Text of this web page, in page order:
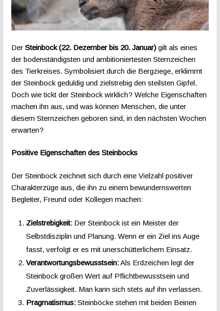
DerSteinbock (22. Dezember bis 20. Januar)gilt als eines
der bodenständigsten und ambitioniertesten Sternzeichen
des Tierkreises. Symbolisiert durch die Bergziege, erklimmt
der Steinbock geduldig und zielstrebig den steilsten Gipfel.
Doch wie tickt der Steinbock wirklich? Welche Eigenschaften
machen ihn aus, und was können Menschen, die unter
diesem Sternzeichen geboren sind, in den nächsten Wochen
erwarten?
Positive Eigenschaften des Steinbocks
Der Steinbock zeichnet sich durch eine Vielzahl positiver
Charakterzüge aus, die ihn zu einem bewundernswerten
Begleiter, Freund oder Kollegen machen:
Zielstrebigkeit:Der Steinbock ist ein Meister der
Selbstdisziplin und Planung. Wenn er ein Ziel ins Auge
fasst, verfolgt er es mit unerschütterlichem Einsatz.
Verantwortungsbewusstsein:Als Erdzeichen legt der
Steinbock großen Wert auf Pflichtbewusstsein und
Zuverlässigkeit. Man kann sich stets auf ihn verlassen.
Pragmatismus:Steinböcke stehen mit beiden Beinen